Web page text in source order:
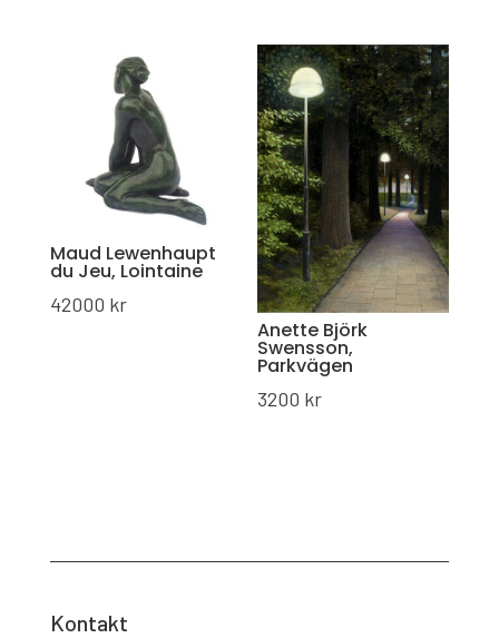
Maud Lewenhaupt
du Jeu, Lointaine
42000 kr
Anette Björk
Swensson,
Parkvägen
3200 kr
Kontakt